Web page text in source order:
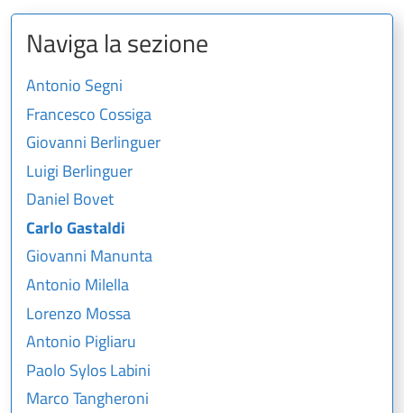
Naviga la sezione
Antonio Segni
Francesco Cossiga
Giovanni Berlinguer
Luigi Berlinguer
Daniel Bovet
Carlo Gastaldi
Giovanni Manunta
Antonio Milella
Lorenzo Mossa
Antonio Pigliaru
Paolo Sylos Labini
Marco Tangheroni